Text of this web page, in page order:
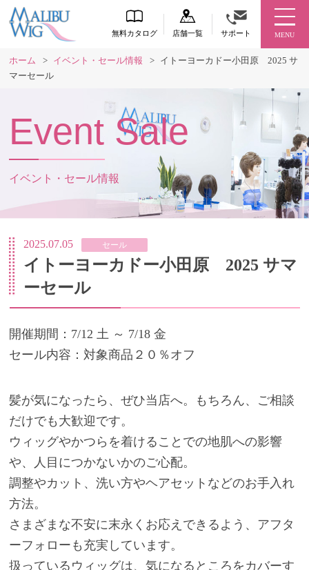
無料カタログ 店舗一覧 サポート MENU
ホーム > イベント・セール情報 > イトーヨーカドー小田原 2025 サ
マーセール
Event Sale
イベント・セール情報
2025.07.05 セール
イトーヨーカドー小田原 2025 サマ
ーセール
開催期間：7/12 土 ～ 7/18 金
セール内容：対象商品２０％オフ
髪が気になったら、ぜひ当店へ。もちろん、ご相談
だけでも大歓迎です。
ウィッグやかつらを着けることでの地肌への影響
や、人目につかないかのご心配。
調整やカット、洗い方やヘアセットなどのお手入れ
方法。
さまざまな不安に末永くお応えできるよう、アフタ
ーフォローも充実しています。
扱っているウィッグは、気になるところをカバーす